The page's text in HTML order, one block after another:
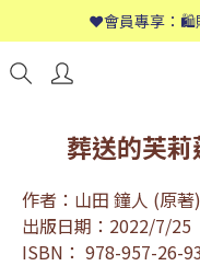
📱歡迎
❤️會員專享：🛍
📱歡迎
葬送的芙莉
作者：山田 鐘人 (原
出版日期：2022/7/25
ISBN： 978-957-26-